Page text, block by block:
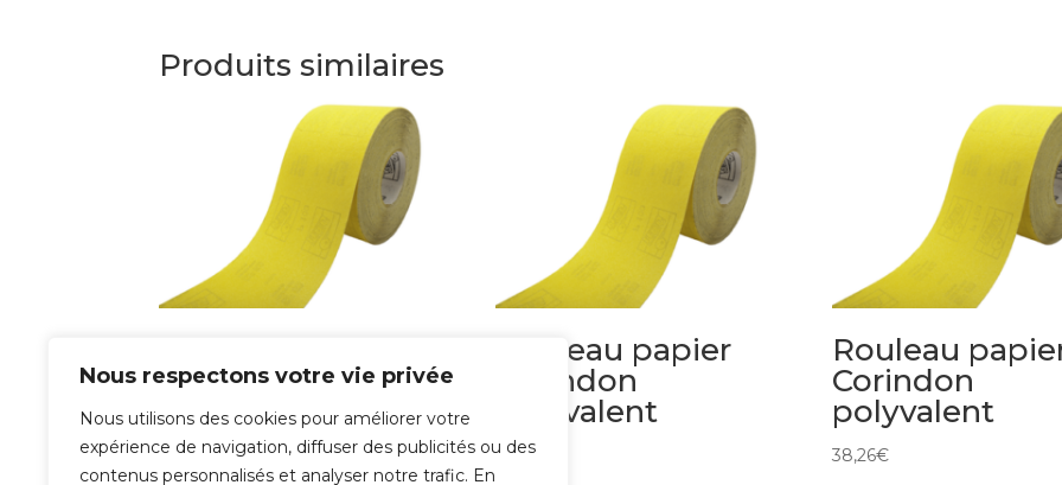
Nous respectons votre vie privée
Nous utilisons des cookies pour améliorer votre
expérience de navigation, diffuser des publicités ou des
contenus personnalisés et analyser notre trafic. En
Produits similaires
Corindon
polyvalent
29,05€
Rouleau papier
Corindon
polyvalent
29,05
Rouleau
Corindon
polyvalent
38,26€